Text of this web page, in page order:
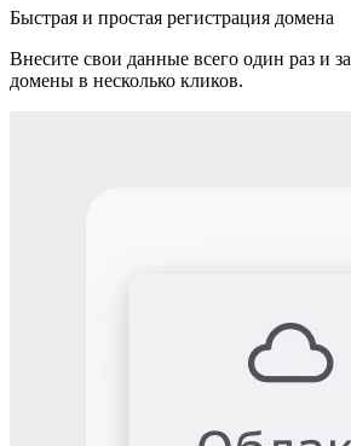
Быстрая и простая регистрация домена
Внесите свои данные всего один раз и
домены в несколько кликов.